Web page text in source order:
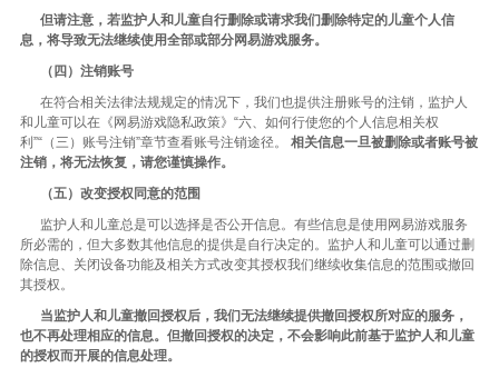
但请注意，若监护人和儿童自行删除或请求我们删除特定的儿童个人信
息，将导致无法继续使用全部或部分网易游戏服务。
（四）注销账号
在符合相关法律法规规定的情况下，我们也提供注册账号的注销，监护人
和儿童可以在《网易游戏隐私政策》“六、如何行使您的个人信息相关权
利”“（三）账号注销”章节查看账号注销途径。 相关信息一旦被删除或者账号被
注销，将无法恢复，请您谨慎操作。
（五）改变授权同意的范围
监护人和儿童总是可以选择是否公开信息。有些信息是使用网易游戏服务
所必需的，但大多数其他信息的提供是自行决定的。监护人和儿童可以通过删
除信息、关闭设备功能及相关方式改变其授权我们继续收集信息的范围或撤回
其授权。
当监护人和儿童撤回授权后，我们无法继续提供撤回授权所对应的服务，
也不再处理相应的信息。但撤回授权的决定，不会影响此前基于监护人和儿童
的授权而开展的信息处理。